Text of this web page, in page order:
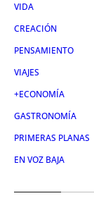
VIDA
CREACIÓN
PENSAMIENTO
VIAJES
+ECONOMÍA
GASTRONOMÍA
PRIMERAS PLANAS
EN VOZ BAJA